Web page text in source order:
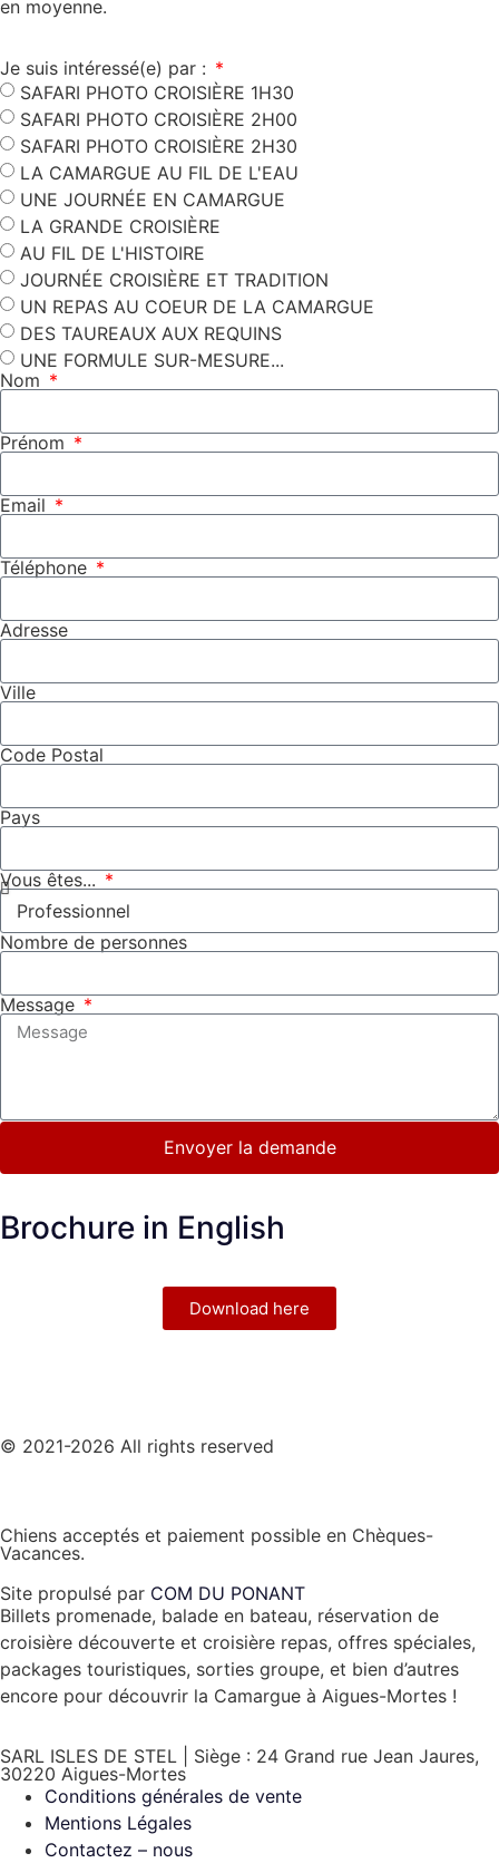
en moyenne.
Je suis intéressé(e) par :
SAFARI PHOTO CROISIÈRE 1H30
SAFARI PHOTO CROISIÈRE 2H00
SAFARI PHOTO CROISIÈRE 2H30
LA CAMARGUE AU FIL DE L'EAU
UNE JOURNÉE EN CAMARGUE
LA GRANDE CROISIÈRE
AU FIL DE L'HISTOIRE
JOURNÉE CROISIÈRE ET TRADITION
UN REPAS AU COEUR DE LA CAMARGUE
DES TAUREAUX AUX REQUINS
UNE FORMULE SUR-MESURE...
Nom
Prénom
Email
Téléphone
Adresse
Ville
Code Postal
Pays
Vous êtes...
Nombre de personnes
Message
Envoyer la demande
Billets promenade, balade en bateau, réservation de
croisière découverte et croisière repas, offres spéciales,
packages touristiques, sorties groupe, et bien d’autres
encore pour découvrir la Camargue à Aigues-Mortes !
SARL ISLES DE STEL | Siège : 24 Grand rue Jean Jaures,
30220 Aigues-Mortes
Brochure in English
Download here
© 2021-2026 All rights reserved
Chiens acceptés et paiement possible en Chèques-
Vacances.
Site propulsé par COM DU PONANT
Conditions générales de vente
Mentions Légales
Contactez – nous